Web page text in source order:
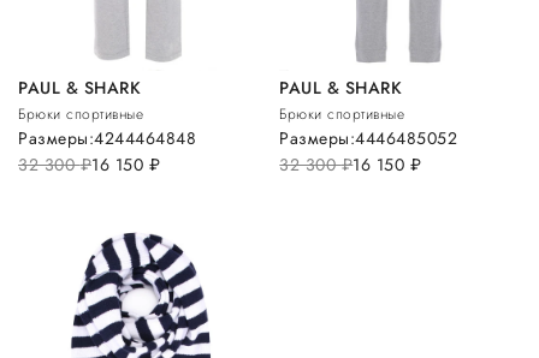
PAUL & SHARK
Брюки спортивные
32 300руб.16 150 руб.
Размеры:4244464848
PAUL & SHARK
Брюки спортивные
32 300руб.16 150 руб.
Размеры:4446485052